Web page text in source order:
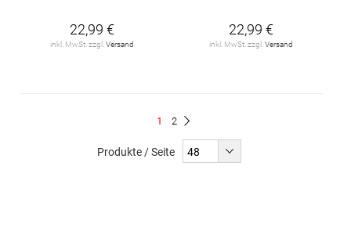
22,99 €
inkl. MwSt. zzgl. Versand
22,99 €
inkl. MwSt. zzgl. Versand
Du
gerade
1 Seite
2
Produkte / Seite